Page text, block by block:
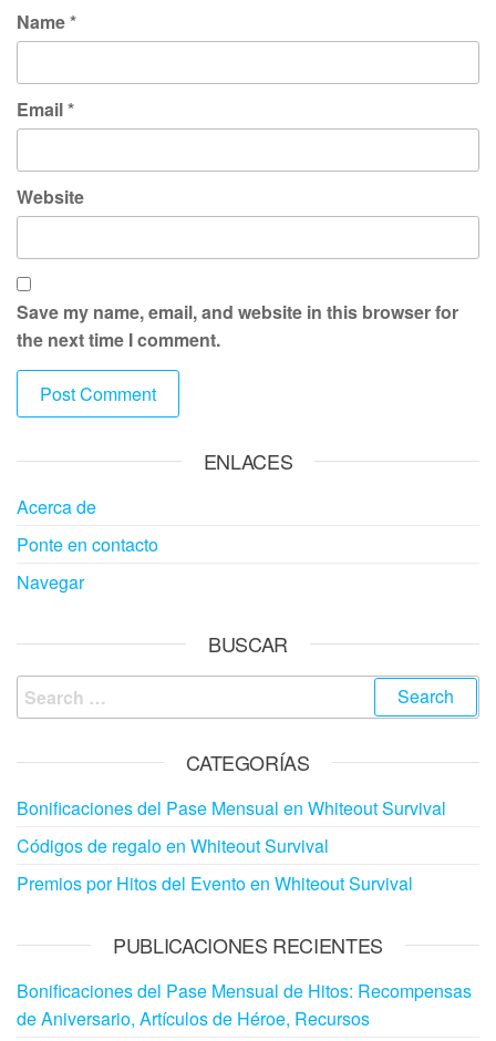
Name*
Email*
Website
Save my name, email, and website in this browser for
the next time I comment.
ENLACES
Acerca de
Ponte en contacto
Navegar
BUSCAR
Search
for:
CATEGORÍAS
Bonificaciones del Pase Mensual en Whiteout Survival
Códigos de regalo en Whiteout Survival
Premios por Hitos del Evento en Whiteout Survival
PUBLICACIONES RECIENTES
Bonificaciones del Pase Mensual de Hitos: Recompensas
de Aniversario, Artículos de Héroe, Recursos